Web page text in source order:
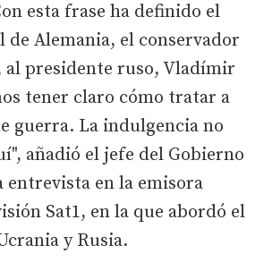
esta frase ha definido el
Alemania, el conservador
presidente ruso, Vladímir
tener claro cómo tratar a
guerra. La indulgencia no
añadió el jefe del Gobierno
entrevista en la emisora
Sat1, en la que abordó el
y Rusia.